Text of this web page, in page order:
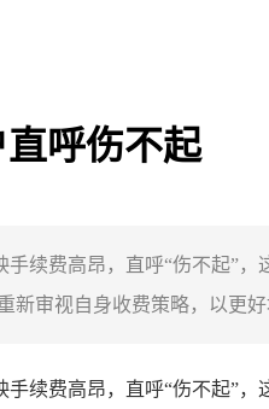
呼伤不起
续费高昂，直呼“伤不起”
审视自身收费策略，以更
续费高昂，直呼“伤不起”